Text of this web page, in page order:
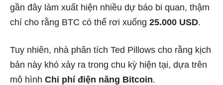
gần đây làm xuất hiện nhiều dự báo bi quan, thậm
chí cho rằng BTC có thể rơi xuống 25.000 USD.
Tuy nhiên, nhà phân tích Ted Pillows cho rằng kịch
bản này khó xảy ra trong chu kỳ hiện tại, dựa trên
mô hình Chi phí điện năng Bitcoin.